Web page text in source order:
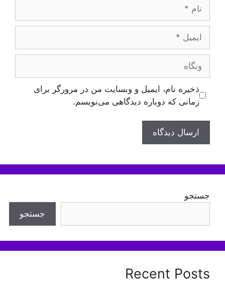
وبگاه
ذخیره نام، ایمیل و وبسایت من در مرورگر برای
زمانی که دوباره دیدگاهی می‌نویسم.
جستجو
جستجو
Recent Posts